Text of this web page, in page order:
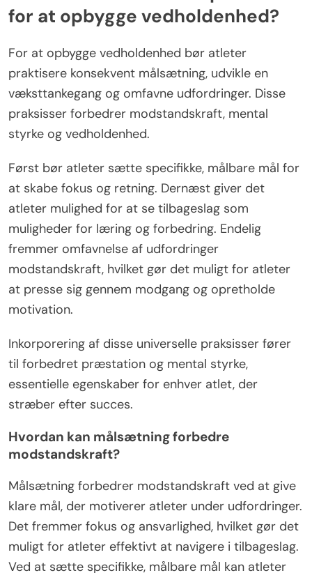
for at opbygge vedholdenhed?
For at opbygge vedholdenhed bør atleter
praktisere konsekvent målsætning, udvikle en
væksttankegang og omfavne udfordringer. Disse
praksisser forbedrer modstandskraft, mental
styrke og vedholdenhed.
Først bør atleter sætte specifikke, målbare mål for
at skabe fokus og retning. Dernæst giver det
atleter mulighed for at se tilbageslag som
muligheder for læring og forbedring. Endelig
fremmer omfavnelse af udfordringer
modstandskraft, hvilket gør det muligt for atleter
at presse sig gennem modgang og opretholde
motivation.
Inkorporering af disse universelle praksisser fører
til forbedret præstation og mental styrke,
essentielle egenskaber for enhver atlet, der
stræber efter succes.
Hvordan kan målsætning forbedre
modstandskraft?
Målsætning forbedrer modstandskraft ved at give
klare mål, der motiverer atleter under udfordringer.
Det fremmer fokus og ansvarlighed, hvilket gør det
muligt for atleter effektivt at navigere i tilbageslag.
Ved at sætte specifikke, målbare mål kan atleter